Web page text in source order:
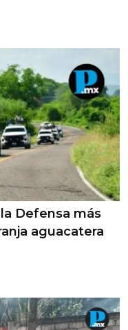
Defensa más
aguacatera